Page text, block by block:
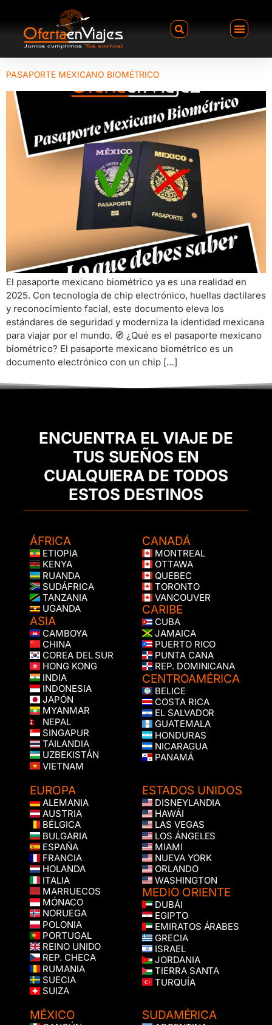
PASAPORTE MEXICANO BIOMÉTRICO
El pasaporte mexicano biométrico ya es una realidad en
2025. Con tecnología de chip electrónico, huellas dactilares
y reconocimiento facial, este documento eleva los
estándares de seguridad y moderniza la identidad mexicana
para viajar por el mundo. 🧭 ¿Qué es el pasaporte mexicano
biométrico? El pasaporte mexicano biométrico es un
documento electrónico con un chip […]
ENCUENTRA EL VIAJE DE
TUS SUEÑOS EN
CUALQUIERA DE TODOS
ESTOS DESTINOS
ÁFRICA
ETIOPIA
KENYA
RUANDA
SUDÁFRICA
TANZANIA
UGANDA
ASIA
CAMBOYA
CHINA
COREA DEL SUR
HONG KONG
INDIA
INDONESIA
JAPÓN
MYANMAR
NEPAL
SINGAPUR
TAILANDIA
UZBEKISTÁN
VIETNAM
CANADÁ
MONTREAL
OTTAWA
QUEBEC
TORONTO
VANCOUVER
CARIBE
CUBA
JAMAICA
PUERTO RICO
PUNTA CANA
REP. DOMINICANA
CENTROAMÉRICA
BELICE
COSTA RICA
EL SALVADOR
GUATEMALA
HONDURAS
NICARAGUA
PANAMÁ
EUROPA
ALEMANIA
AUSTRIA
BÉLGICA
BULGARIA
ESPAÑA
FRANCIA
HOLANDA
ITALIA
MARRUECOS
MÓNACO
NORUEGA
POLONIA
PORTUGAL
REINO UNIDO
REP. CHECA
RUMANIA
SUECIA
SUIZA
ESTADOS UNIDOS
DISNEYLANDIA
HAWÁI
LAS VEGAS
LOS ÁNGELES
MIAMI
NUEVA YORK
ORLANDO
WASHINGTON
MEDIO ORIENTE
DUBÁI
EGIPTO
EMIRATOS ÁRABES
GRECIA
ISRAEL
JORDANIA
TIERRA SANTA
TURQUÍA
MÉXICO SUDAMÉRICA